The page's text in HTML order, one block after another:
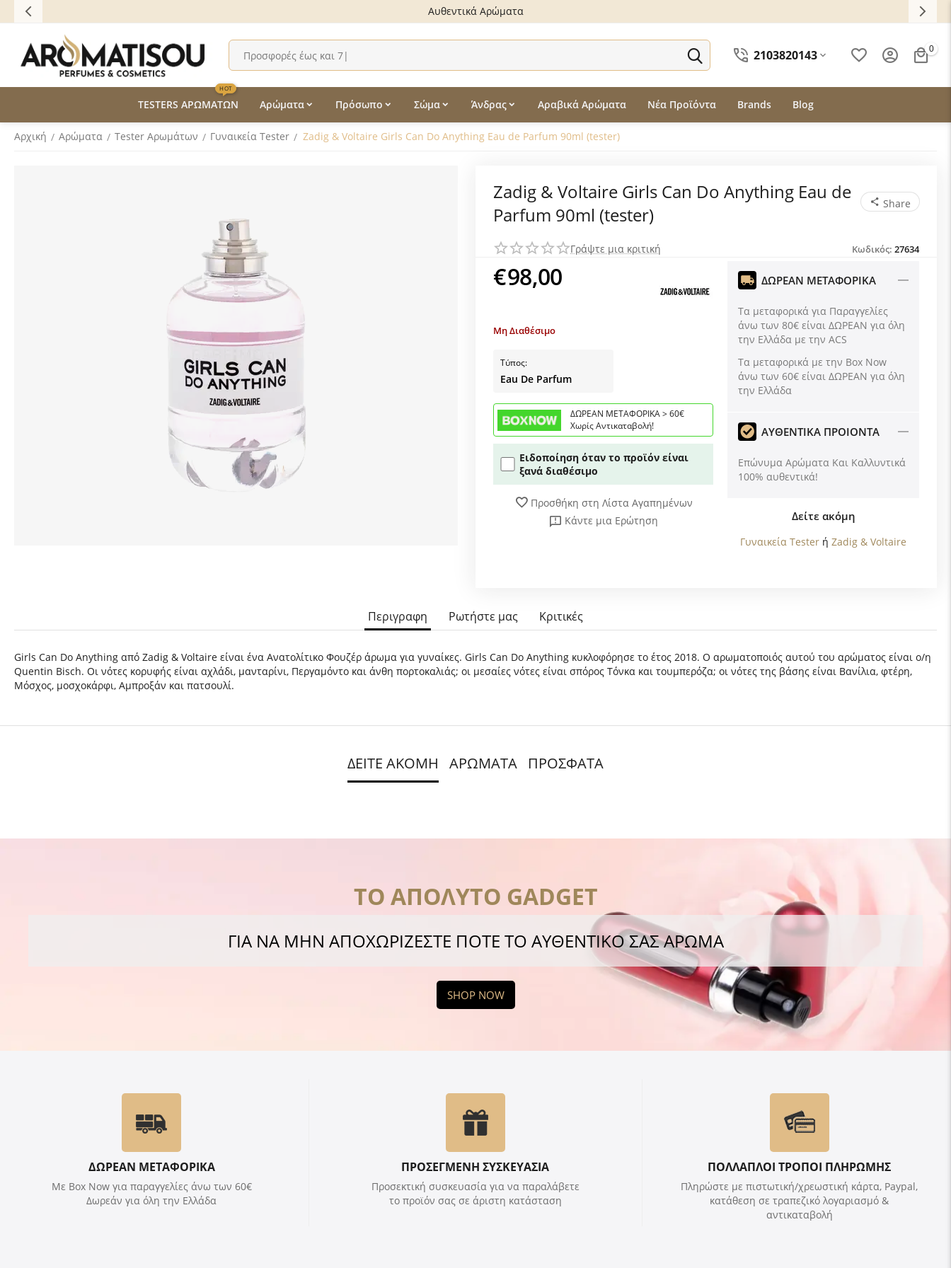
Αυθεντικά Αρώματα
2103820143 0
TESTERS ΑΡΩΜΑΤΩΝ
HOT
Αρώματα Πρόσωπο Σώμα Άνδρας Αραβικά Αρώματα Νέα Προϊόντα Brands Blog
Αρχική / Αρώματα / Tester Aρωμάτων / Γυναικεία Tester / Zadig & Voltaire Girls Can Do Anything Eau de Parfum 90ml (tester)
Zadig & Voltaire Girls Can Do Anything Eau de
Parfum 90ml (tester)
Share
Γράψτε μια κριτική Κωδικός: 27634
€98,00
Μη Διαθέσιμο
Τύπος:
Eau De Parfum
ΔΩΡΕΑΝ ΜΕΤΑΦΟΡΙΚΑ > 60€
Χωρίς Αντικαταβολή!
Ειδοποίηση όταν το προϊόν είναι
ξανά διαθέσιμο
Προσθήκη στη Λίστα Αγαπημένων
Κάντε μια Ερώτηση
ΔΩΡΕΑΝ ΜΕΤΑΦΟΡΙΚΑ
Τα μεταφορικά για Παραγγελίες
άνω των 80€ είναι ΔΩΡΕΑΝ για όλη
την Ελλάδα με την ACS
Tα μεταφορικά με την Box Now
άνω των 60€ είναι ΔΩΡΕΑΝ για όλη
την Ελλάδα
ΑΥΘΕΝΤΙΚΑ ΠΡΟΙΟΝΤΑ
Επώνυμα Αρώματα Και Καλλυντικά
100% αυθεντικά!
Δείτε ακόμη
Γυναικεία Tester ή Zadig & Voltaire
Περιγραφη Ρωτήστε μας Κριτικές
Girls Can Do Anything από Zadig & Voltaire είναι ένα Ανατολίτικο Φουζέρ άρωμα για γυναίκες. Girls Can Do Anything κυκλοφόρησε το έτος 2018. Ο αρωματοποιός αυτού του αρώματος είναι ο/η
Quentin Bisch. Οι νότες κορυφής είναι αχλάδι, μανταρίνι, Περγαμόντο και άνθη πορτοκαλιάς; οι μεσαίες νότες είναι σπόρος Τόνκα και τουμπερόζα; οι νότες της βάσης είναι Βανίλια, φτέρη,
Μόσχος, μοσχοκάρφι, Αμπροξάν και πατσουλί.
ΔΕΙΤΕ ΑΚΟΜΗ ΑΡΩΜΑΤΑ ΠΡΟΣΦΑΤΑ
ΤΟ ΑΠΟΛΥΤΟ GADGET
ΓΙΑ ΝΑ ΜΗΝ ΑΠΟΧΩΡΙΖΕΣΤΕ ΠΟΤΕ ΤΟ ΑΥΘΕΝΤΙΚΟ ΣΑΣ ΑΡΩΜΑ
SHOP NOW
ΔΩΡΕΑΝ ΜΕΤΑΦΟΡΙΚΑ
Με Box Now για παραγγελίες άνω των 60€
Δωρεάν για όλη την Ελλάδα
ΠΡΟΣΕΓΜΕΝΗ ΣΥΣΚΕΥΑΣΙΑ
Προσεκτική συσκευασία για να παραλάβετε
το προϊόν σας σε άριστη κατάσταση
ΠΟΛΛΑΠΛΟΙ ΤΡΟΠΟΙ ΠΛΗΡΩΜΗΣ
Πληρώστε με πιστωτική/χρεωστική κάρτα, Paypal,
κατάθεση σε τραπεζικό λογαριασμό &
αντικαταβολή